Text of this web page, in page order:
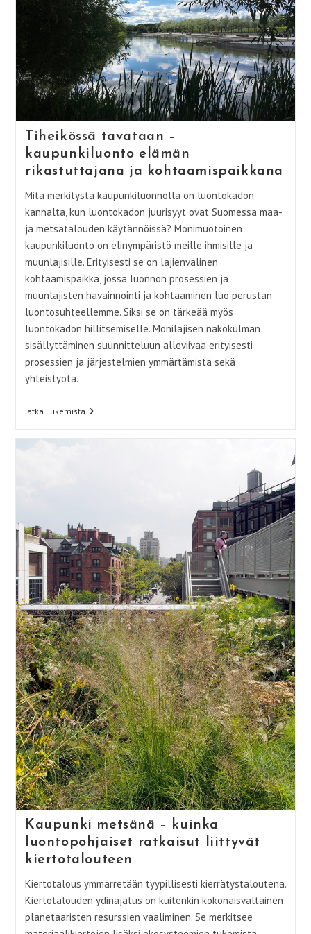
Tiheikössä tavataan –
kaupunkiluonto elämän
rikastuttajana ja kohtaamispaikkana
Mitä merkitystä kaupunkiluonnolla on luontokadon
kannalta, kun luontokadon juurisyyt ovat Suomessa maa-
ja metsätalouden käytännöissä? Monimuotoinen
kaupunkiluonto on elinympäristö meille ihmisille ja
muunlajisille. Erityisesti se on lajienvälinen
kohtaamispaikka, jossa luonnon prosessien ja
muunlajisten havainnointi ja kohtaaminen luo perustan
luontosuhteellemme. Siksi se on tärkeää myös
luontokadon hillitsemiselle. Monilajisen näkökulman
sisällyttäminen suunnitteluun alleviivaa erityisesti
prosessien ja järjestelmien ymmärtämistä sekä
yhteistyötä.
Jatka LukemistaTiheikössä
Tavataan –
Kaupunki metsänä – kuinka
luontopohjaiset ratkaisut liittyvät
kiertotalouteen
Kiertotalous ymmärretään tyypillisesti kierrätystaloutena.
Kiertotalouden ydinajatus on kuitenkin kokonaisvaltainen
planetaaristen resurssien vaaliminen. Se merkitsee